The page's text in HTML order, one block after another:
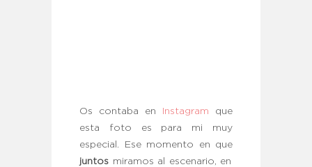
Os contaba en Instagram que
esta foto es para mi muy
especial. Ese momento en que
juntos miramos al escenario, en